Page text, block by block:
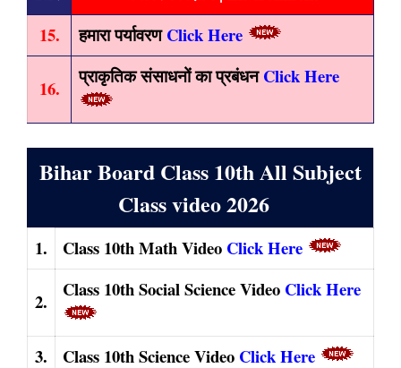
15.
हमारा पर्यावरणClick Here
16.
प्राकृतिक संसाधनों का प्रबंधनClick Here
Bihar Board Class 10th All Subject
Class video 2026
1. Class 10th Math Video Click Here
2.
Class 10th Social Science Video Click Here
3. Class 10th Science Video Click Here